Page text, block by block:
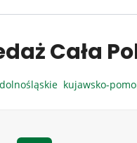
Cała
dolnośląskie kujawsko-